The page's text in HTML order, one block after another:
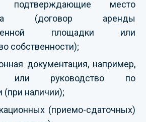
подтверждающие место
(договор аренды
площадки или
собственности);
документация, например,
или руководство по
(при наличии);
(приемо-сдаточных)